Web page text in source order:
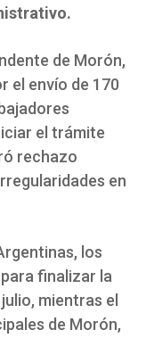
de Morón,
el envío de 170
el trámite
rechazo
en
los
finalizar la
mientras el
de Morón,